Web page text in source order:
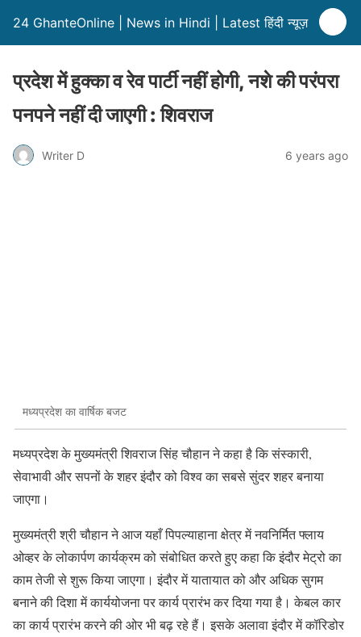
24 GhanteOnline | News in Hindi | Latest हिंदी न्यूज़
प्रदेश में हुक्का व रेव पार्टी नहीं होगी, नशे की परंपरा
पनपने नहीं दी जाएगी : शिवराज
Writer D 6 years ago
मध्यप्रदेश का वार्षिक बजट
मध्यप्रदेश के मुख्यमंत्री शिवराज सिंह चौहान ने कहा है कि संस्कारी,
सेवाभावी और सपनों के शहर इंदौर को विश्व का सबसे सुंदर शहर बनाया
जाएगा।
मुख्यमंत्री श्री चौहान ने आज यहाँ पिपल्याहाना क्षेत्र में नवनिर्मित फ्लाय
ओव्हर के लोकार्पण कार्यक्रम को संबोधित करते हुए कहा कि इंदौर मेट्रो का
काम तेजी से शुरू किया जाएगा। इंदौर में यातायात को और अधिक सुगम
बनाने की दिशा में कार्ययोजना पर कार्य प्रारंभ कर दिया गया है। केबल कार
का कार्य प्रारंभ करने की ओर भी बढ़ रहे हैं। इसके अलावा इंदौर में कॉरिडोर